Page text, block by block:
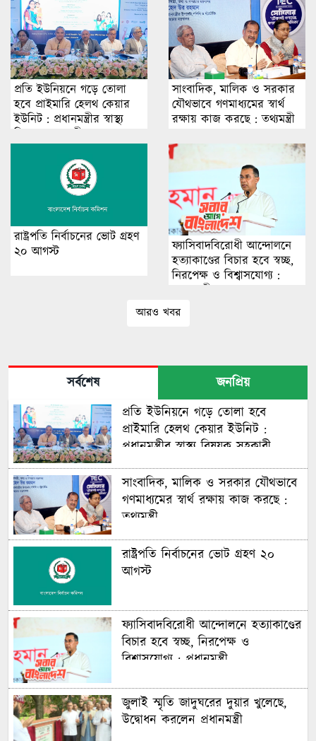
প্রতি ইউনিয়নে গড়ে তোলা
হবে প্রাইমারি হেলথ কেয়ার
ইউনিট : প্রধানমন্ত্রীর স্বাস্থ্য
বিষয়ক সহকারী
সাংবাদিক, মালিক ও সরকার
যৌথভাবে গণমাধ্যমের স্বার্থ
রক্ষায় কাজ করছে : তথ্যমন্ত্রী
রাষ্ট্রপতি নির্বাচনের ভোট গ্রহণ
২০ আগস্ট
ফ্যাসিবাদবিরোধী আন্দোলনে
হত্যাকাণ্ডের বিচার হবে স্বচ্ছ,
নিরপেক্ষ ও বিশ্বাসযোগ্য :
প্রধানমন্ত্রী
আরও খবর
সর্বশেষ
জনপ্রিয়
প্রতি ইউনিয়নে গড়ে তোলা হবে
প্রাইমারি হেলথ কেয়ার ইউনিট :
প্রধানমন্ত্রীর স্বাস্থ্য বিষয়ক সহকারী
সাংবাদিক, মালিক ও সরকার যৌথভাবে
গণমাধ্যমের স্বার্থ রক্ষায় কাজ করছে :
তথ্যমন্ত্রী
রাষ্ট্রপতি নির্বাচনের ভোট গ্রহণ ২০
আগস্ট
ফ্যাসিবাদবিরোধী আন্দোলনে হত্যাকাণ্ডের
বিচার হবে স্বচ্ছ, নিরপেক্ষ ও
বিশ্বাসযোগ্য : প্রধানমন্ত্রী
জুলাই স্মৃতি জাদুঘরের দুয়ার খুলেছে,
উদ্বোধন করলেন প্রধানমন্ত্রী